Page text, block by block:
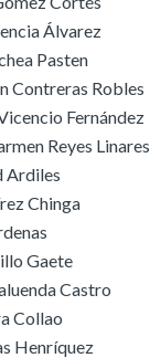
Álvarez
Pasten
Contreras Robles
Fernández
Reyes Linares
Ardiles
Chinga
Gaete
Castro
Collao
Henríquez